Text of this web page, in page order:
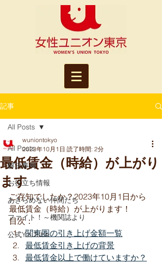
記事
All Posts
解決事例
お役立ち情報
あきらめない仲間たち
ファイト！～機関誌より
公式YouTube
All Posts
最低賃金（時給）が上がり
ます
wuniontokyo
2023年10月1日 読了時間: 2分
ご存知でしたか？2023年10月1日から
最低賃金（時給）が上がります！
目次：
関東圏の引き上げ金額一覧
最低賃金引き上げの背景
最低賃金以上で働けていますか？